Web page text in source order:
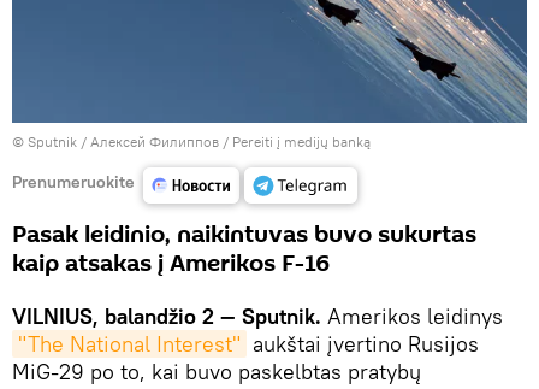
© Sputnik / Алексей Филиппов / Pereiti į medijų banką
Prenumeruokite
Pasak leidinio, naikintuvas buvo sukurtas
kaip atsakas į Amerikos F-16
VILNIUS, balandžio 2 — Sputnik. Amerikos leidinys
"The National Interest" aukštai įvertino Rusijos
MiG-29 po to, kai buvo paskelbtas pratybų